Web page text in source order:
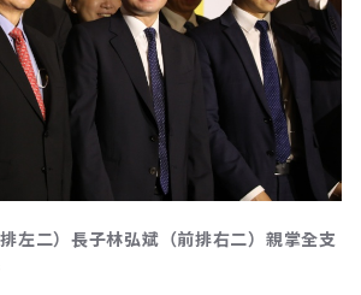
左二）長子林弘斌（前排右二）親掌全支